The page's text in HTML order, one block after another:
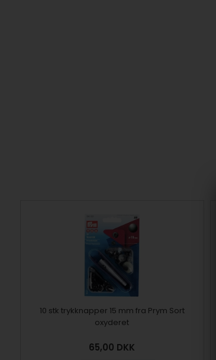
10 stk trykknapper 15 mm fra Prym Sort
oxyderet
65,00 DKK